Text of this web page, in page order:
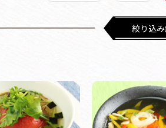
絞り込